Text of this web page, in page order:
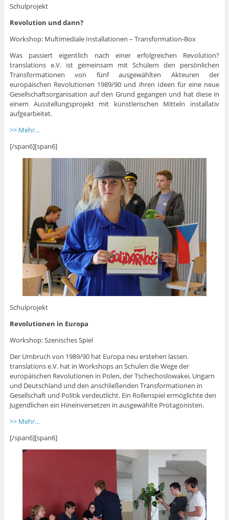
Schulprojekt
Revolution und dann?
Workshop: Multimediale Installationen – Transformation-Box
Was passiert eigentlich nach einer erfolgreichen Revolution?
translations e.V. ist gemeinsam mit Schülern den persönlichen
Transformationen von fünf ausgewählten Akteuren der
europäischen Revolutionen 1989/90 und ihren Ideen für eine neue
Gesellschaftsorganisation auf den Grund gegangen und hat diese in
einem Ausstellungsprojekt mit künstlerischen Mitteln installativ
aufgearbeitet.
>> Mehr…
[/span6][span6]
Schulprojekt
Revolutionen in Europa
Workshop: Szenisches Spiel
Der Umbruch von 1989/90 hat Europa neu erstehen lassen.
translations e.V. hat in Workshops an Schulen die Wege der
europäischen Revolutionen in Polen, der Tschechoslowakei, Ungarn
und Deutschland und den anschließenden Transformationen in
Gesellschaft und Politik verdeutlicht. Ein Rollenspiel ermöglichte den
Jugendlichen ein Hineinversetzen in ausgewählte Protagonisten.
>> Mehr…
[/span6][span6]